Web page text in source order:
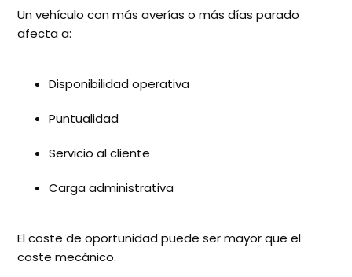
Un vehículo con más averías o más días parado
afecta a:
Disponibilidad operativa
Puntualidad
Servicio al cliente
Carga administrativa
El coste de oportunidad puede ser mayor que el
coste mecánico.